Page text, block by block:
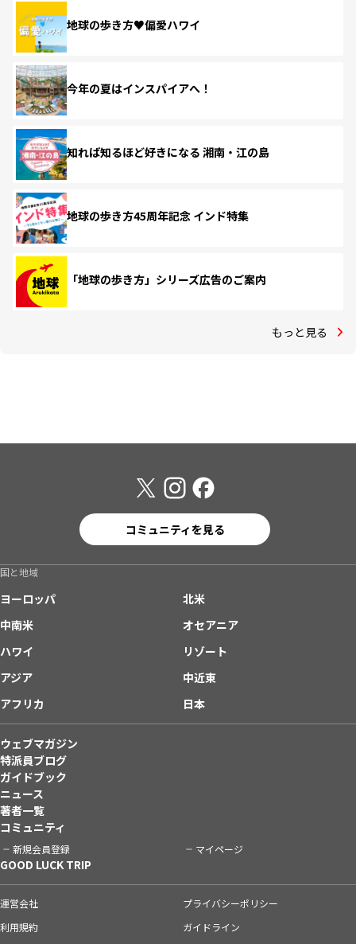
地球の歩き方♥偏愛ハワイ
今年の夏はインスパイアへ！
知れば知るほど好きになる 湘南・江の島
地球の歩き方45周年記念 インド特集
「地球の歩き方」シリーズ広告のご案内
もっと見る
コミュニティを見る
国と地域
ヨーロッパ
北米
中南米
オセアニア
ハワイ
リゾート
アジア
中近東
アフリカ
日本
ウェブマガジン
特派員ブログ
ガイドブック
ニュース
著者一覧
コミュニティ
新規会員登録 マイページ
GOOD LUCK TRIP
運営会社
プライバシーポリシー
利用規約
ガイドライン